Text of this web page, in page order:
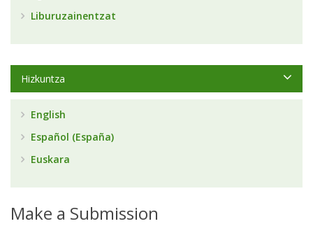
Liburuzainentzat
Hizkuntza
English
Español (España)
Euskara
Make a Submission